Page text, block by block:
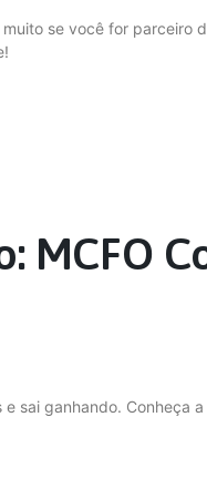
se você for parceiro
MCFO
sai ganhando. Conheça